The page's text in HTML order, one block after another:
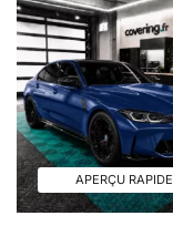
APERÇU RAPIDE